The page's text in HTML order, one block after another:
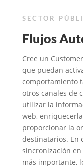
SECTOR
Flujos
Cree un
que puedan
comportamiento
otros canales de
utilizar la
web,
proporcionar la
destinatarios. En
sincronización
más importante,